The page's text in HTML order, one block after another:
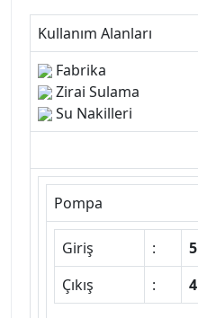
Kullanım Alanları
Fabrika
Zirai Sulama
Su Nakilleri
Pompa
Giriş :
5
Çıkış
: 4